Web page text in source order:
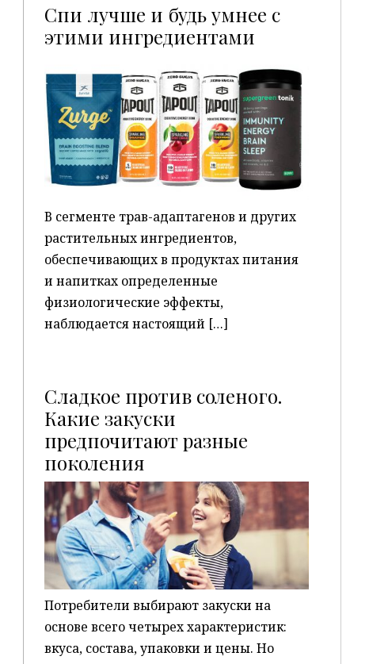
Спи лучше и будь умнее с
этими ингредиентами
P
В сегменте трав-адаптагенов и других
растительных ингредиентов,
обеспечивающих в продуктах питания
и напитках определенные
физиологические эффекты,
наблюдается настоящий […]
Сладкое против соленого.
Какие закуски
предпочитают разные
поколенияP
Потребители выбирают закуски на
основе всего четырех характеристик:
вкуса, состава, упаковки и цены. Но